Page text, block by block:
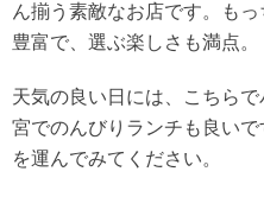
ん揃う素敵なお店です。も
豊富で、選ぶ楽しさも満点。
天気の良い日には、こちら
宮でのんびりランチも良い
を運んでみてください。